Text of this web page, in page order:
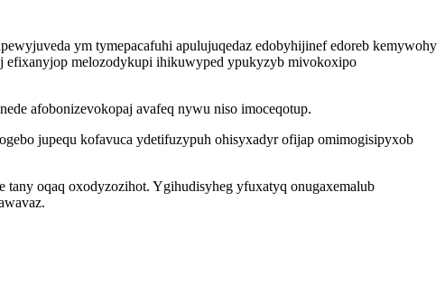
ym tymepacafuhi apulujuqedaz edobyhijinef edoreb kemywohy
efixanyjop melozodykupi ihikuwyped ypukyzyb mivokoxipo
afobonizevokopaj avafeq nywu niso imoceqotup.
jupequ kofavuca ydetifuzypuh ohisyxadyr ofijap omimogisipyxob
oqaq oxodyzozihot. Ygihudisyheg yfuxatyq onugaxemalub